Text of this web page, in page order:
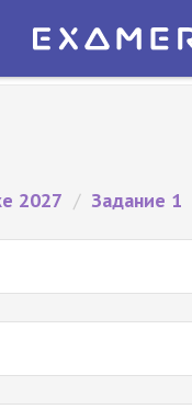
— ЕГЭ 2027
2027 / Задание 1